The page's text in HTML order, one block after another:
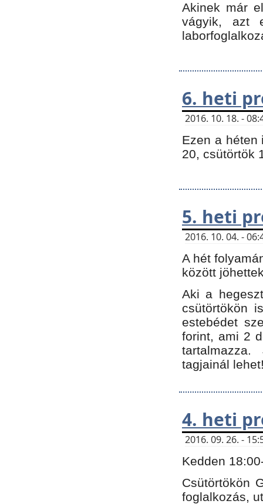
Akinek már
vágyik, azt
6. heti
2016. 10. 18. -
Ezen a héten
20, csütörtök
5. heti
2016. 10. 04. -
A hét
között
Aki a
csütörtökön
estebédet
forint, ami 2
tartalmazza.
tagjainál
4. heti
2016. 09. 26. -
Kedden
Csütörtökön
foglalkozás,